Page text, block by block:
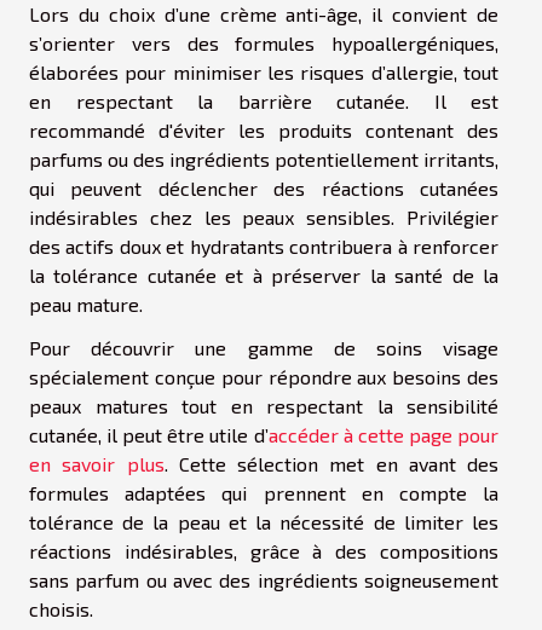
Lors du choix d’une crème anti-âge, il convient de
s’orienter vers des formules hypoallergéniques,
élaborées pour minimiser les risques d’allergie, tout
en respectant la barrière cutanée. Il est
recommandé d'éviter les produits contenant des
parfums ou des ingrédients potentiellement irritants,
qui peuvent déclencher des réactions cutanées
indésirables chez les peaux sensibles. Privilégier
des actifs doux et hydratants contribuera à renforcer
la tolérance cutanée et à préserver la santé de la
peau mature.
Pour découvrir une gamme de soins visage
spécialement conçue pour répondre aux besoins des
peaux matures tout en respectant la sensibilité
cutanée, il peut être utile d’accéder à cette page pour
en savoir plus . Cette sélection met en avant des
formules adaptées qui prennent en compte la
tolérance de la peau et la nécessité de limiter les
réactions indésirables, grâce à des compositions
sans parfum ou avec des ingrédients soigneusement
choisis.